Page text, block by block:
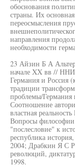
обоснования
страны. Их
переосмысления
направления
необходимости
23 Айзин Б А
начале XX вв //
Германия и Россия
традиции
проблемы/
Соотношение
властная
Вопросы
"послесловие" к
республика
2004; Драбкин Я С
революций,
1998.